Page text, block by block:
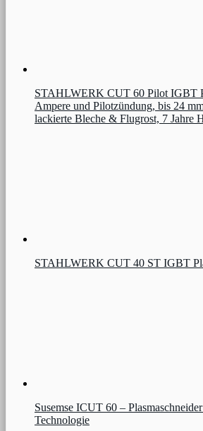
STAHLWERK CUT 60 Pilot IGBT
Ampere und Pilotzündung, bis 24
lackierte Bleche & Flugrost, 7 Jahre
STAHLWERK CUT 40 ST IGBT
Susemse ICUT 60 –
Technologie